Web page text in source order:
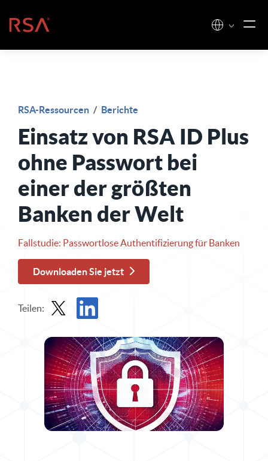
Startseite
RSA-Ressourcen / Berichte
Einsatz von RSA ID Plus
ohne Passwort bei
einer der größten
Banken der Welt
Fallstudie: Passwortlose Authentifizierung für Banken
Downloaden Sie jetzt
Teilen: